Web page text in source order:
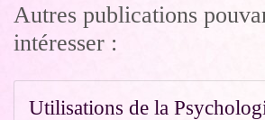
Autres publications
intéresser :
Utilisations de la